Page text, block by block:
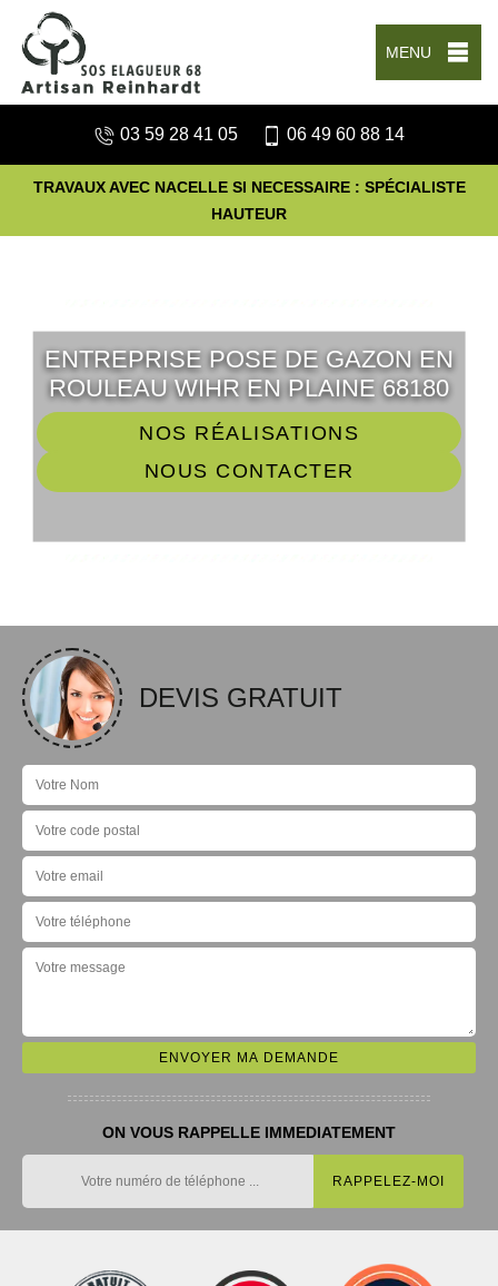
MENU
03 59 28 41 05 06 49 60 88 14
TRAVAUX AVEC NACELLE SI NECESSAIRE : SPÉCIALISTE
HAUTEUR
ENTREPRISE POSE DE GAZON EN
ROULEAU WIHR EN PLAINE 68180
NOS RÉALISATIONS
NOUS CONTACTER
DEVIS GRATUIT
ON VOUS RAPPELLE IMMEDIATEMENT